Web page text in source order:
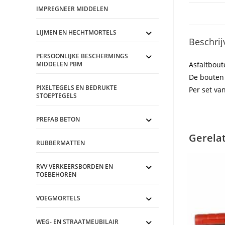
De
Per set
IMPREGNEER MIDDELEN
LIJMEN EN HECHTMORTELS
PERSOONLIJKE BESCHERMINGS
MIDDELEN PBM
PIXELTEGELS EN BEDRUKTE
STOEPTEGELS
PREFAB BETON
RUBBERMATTEN
RVV VERKEERSBORDEN EN
TOEBEHOREN
VOEGMORTELS
WEG- EN STRAATMEUBILAIR